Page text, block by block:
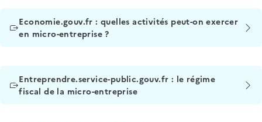
Titre
Economie.gouv.fr : quelles activités peut-on exercer
en micro-entreprise ?
Titre
Entreprendre.service-public.gouv.fr : le régime
fiscal de la micro-entreprise